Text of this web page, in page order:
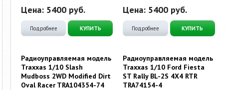
Цена: 5400 руб.
Подробнее КУПИТЬ
Цена: 5400 руб.
Подробнее КУПИТЬ
Радиоуправляемая модель
Traxxas 1/10 Slash
Mudboss 2WD Modified Dirt
Oval Racer TRA104354-74
Радиоуправляемая модель
Traxxas 1/10 Ford Fiesta
ST Rally BL-2S 4X4 RTR
TRA74154-4